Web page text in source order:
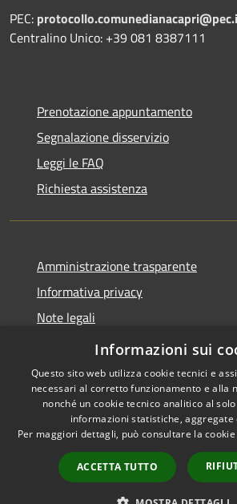
PEC:
Centralino Unico: +39 081 8387111
Prenotazione appuntamento
Segnalazione disservizio
Leggi le FAQ
Richiesta assistenza
Amministrazione trasparente
Informativa privacy
Note legali
Dichiarazione di accessibilità
Accessibilità
Informazioni sui
Questo sito web utilizza cookie tecnici e
necessari al corretto funzionamento e alla
nonché un cookie tecnico analitico al
informazioni statistiche, aggregate
Per maggiori dettagli, può consultare la
ACCETTA TUTTO